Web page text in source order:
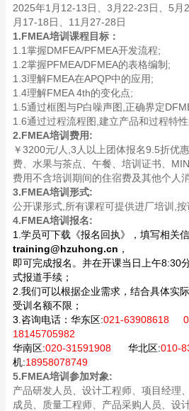
2025年1月12-13日、3月22-23日、5月
月17-18日、11月27-28日
1.FMEA培训课程目标：
1.1掌握DMFEA/PFMEA开发流程;
1.2掌握PFMEA/DFMEA的表格编制;
1.3理解FMEA在APQP中的应用;
1.4理解FMEA 4th的变化点;
1.5通过框图与P白噪声图,正确界定
1.6通过过程流程图,建立产品和过程特
2.FMEA培训费用:
￥3200元/人,3人以上团体报名9.5折优
费、水果与茶点、午餐、培训证书、
费用不含培训期间的住宿费及其他个人
3.FMEA培训形式:
公开课形式,所有课程可提供进厂培训,按
4.FMEA培训报名:
1.学员可下载《报名回执》，填写相关
training@hzuhong.cn ，
即可完成报名。并在开课当日上午8:30
式报道手续；
2.我们可以根据企业需求，结合具体实
受训名额不限；
3.咨询电话： 华东区:021-63908618
18145705982
华南区:020-31591908 华北区:010-
机:18958078749
5.FMEA培训参加对象:
产品研发人员、设计工程师、项目经理
成员、质量工程师、产品采购人员、设